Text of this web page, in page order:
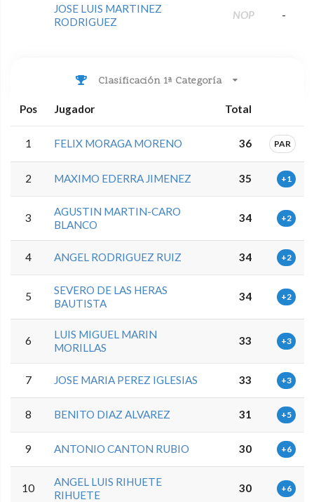
JOSE LUIS MARTINEZ
RODRIGUEZ
NOP -
Clasificación 1ª Categoría
Pos Jugador Total
1 FELIX MORAGA MORENO 36 PAR
2 MAXIMO EDERRA JIMENEZ 35 +1
3
AGUSTIN MARTIN-CARO
BLANCO
34 +2
4 ANGEL RODRIGUEZ RUIZ 34 +2
5
SEVERO DE LAS HERAS
BAUTISTA
34 +2
6
LUIS MIGUEL MARIN
MORILLAS
33 +3
7 JOSE MARIA PEREZ IGLESIAS 33 +3
8 BENITO DIAZ ALVAREZ 31 +5
9 ANTONIO CANTON RUBIO 30 +6
10
ANGEL LUIS RIHUETE
RIHUETE
30 +6